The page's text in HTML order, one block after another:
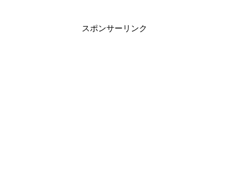
スポンサーリンク